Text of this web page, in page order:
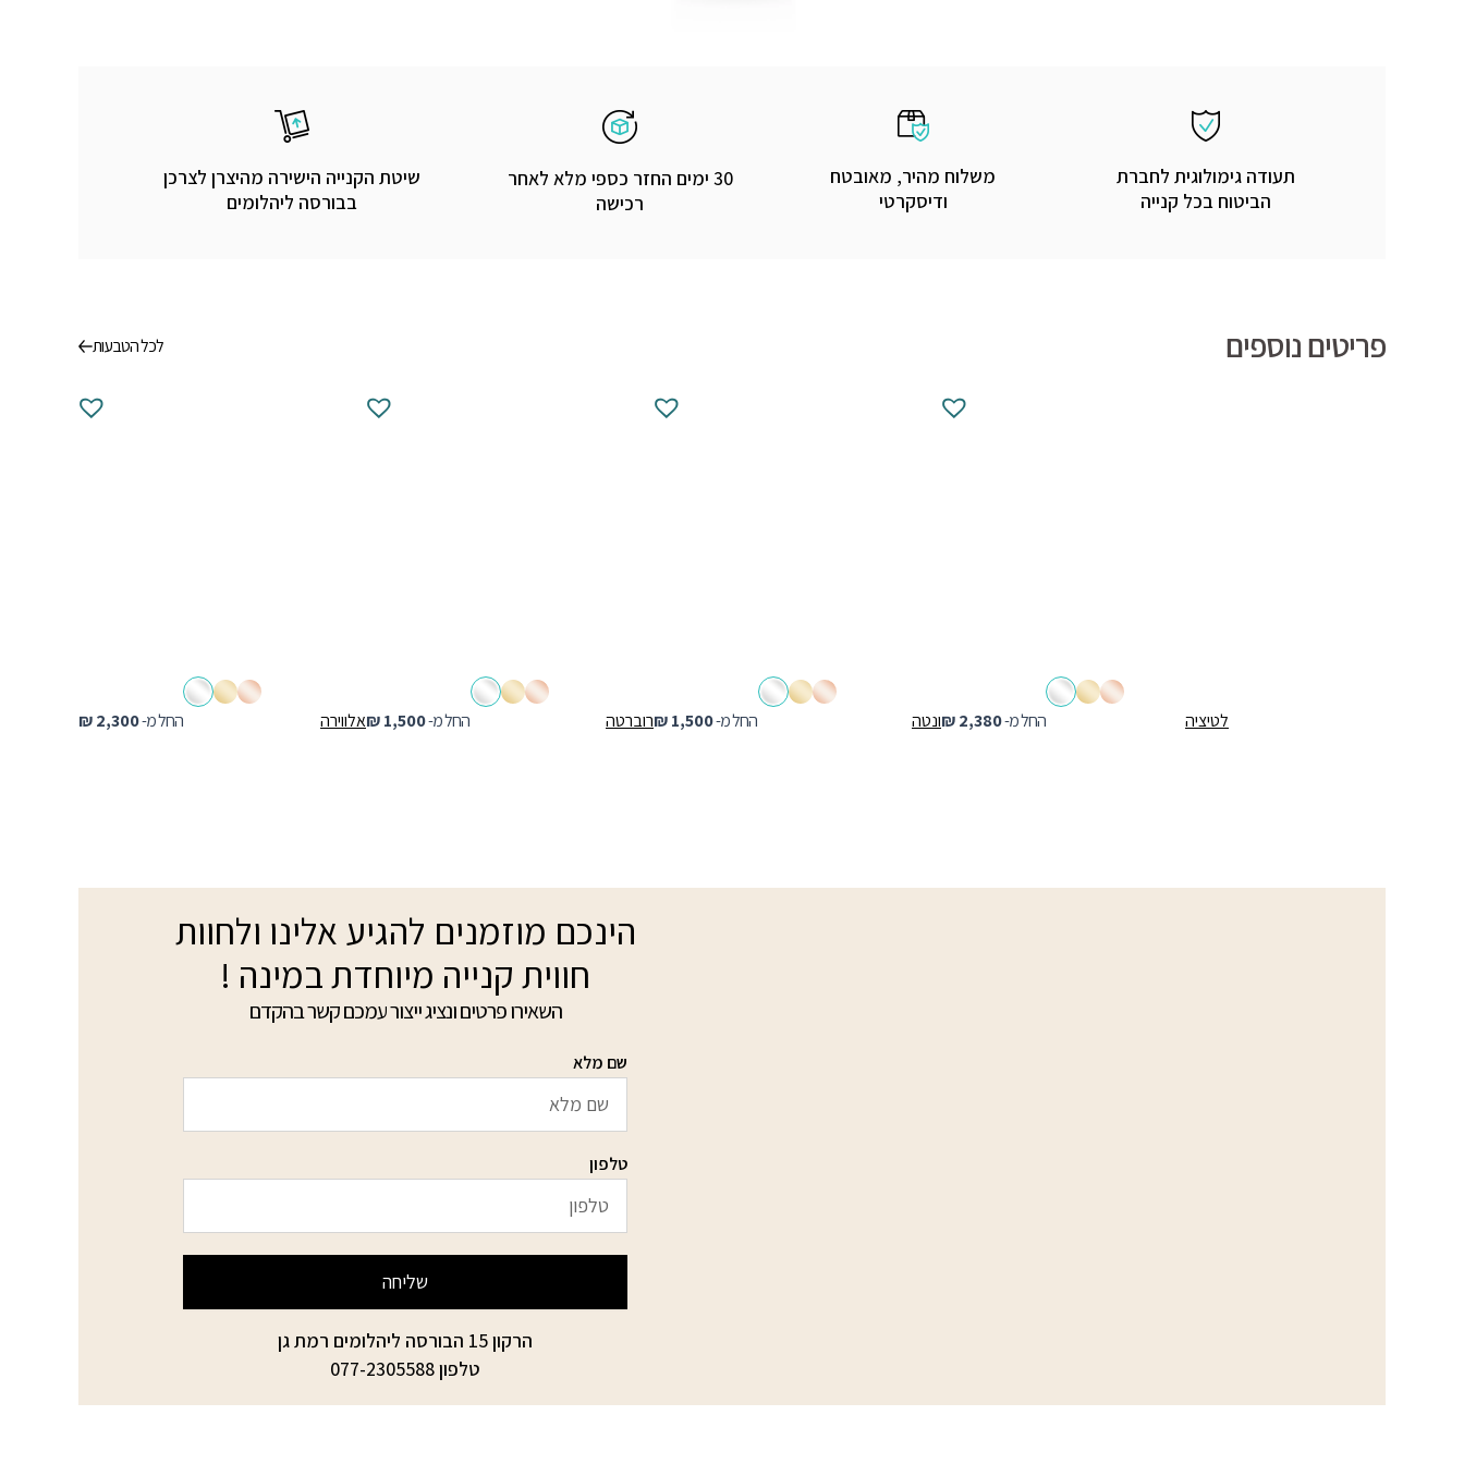
שיטת הקנייה הישירה מהיצרן לצרכן
בבורסה ליהלומים
30 ימים החזר כספי מלא לאחר
רכישה
משלוח מהיר, מאובטח
ודיסקרטי
תעודה גימולוגית לחברת
הביטוח בכל קנייה
לכל הטבעות פריטים נוספים
החל מ- ₪2,300 אלווירה החל מ- ₪1,500 רוברטה החל מ- ₪1,500 ונטה החל מ- ₪2,380 לטיציה
הינכם מוזמנים להגיע אלינו ולחוות
חווית קנייה מיוחדת במינה !
השאירו פרטים ונציג ייצור עמכם קשר בהקדם
שם מלא
טלפון
שליחה
הרקון 15 הבורסה ליהלומים רמת גן
טלפון077-2305588